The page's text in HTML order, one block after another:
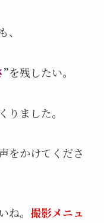
”を残したい。
りました。
をかけてくださ
。 撮影メニュ